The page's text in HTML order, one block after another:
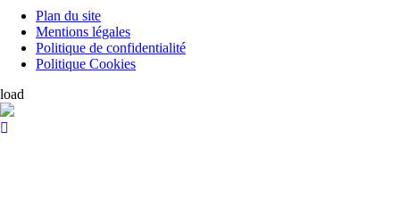
Plan du site
Mentions légales
Politique de confidentialité
Politique Cookies
load